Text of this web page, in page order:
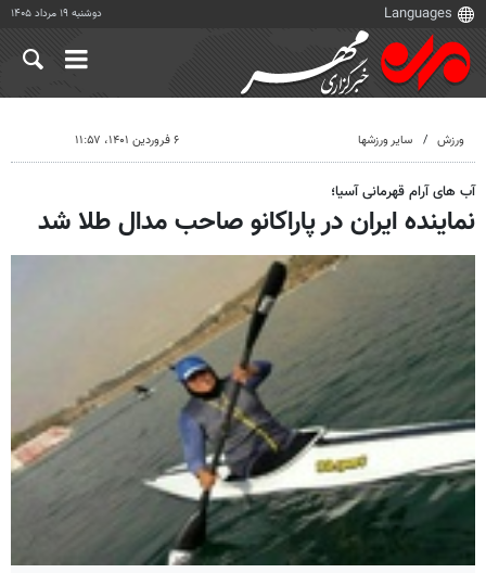
دوشنبه ۱۹ مرداد ۱۴۰۵
ورزش سایر ورزشها ۶ فروردین ۱۴۰۱، ۱۱:۵۷
آب های آرام قهرمانی آسیا؛
نماینده ایران در پاراکانو صاحب مدال طلا شد